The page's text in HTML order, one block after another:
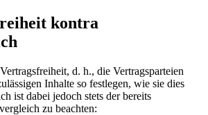
kontra
d. h., die Vertragsparteien
Inhalte so festlegen, wie sie dies
ist dabei jedoch stets der bereits
zu beachten: